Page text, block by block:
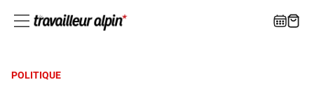
POLITIQUE